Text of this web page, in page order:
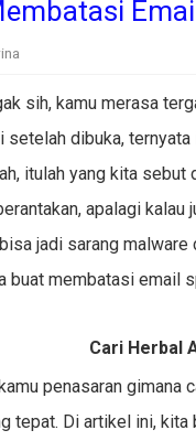
sih, kamu merasa
setelah dibuka,
itulah yang kita
apalagi kalau
jadi sarang malware
buat membatasi email
Cari Herbal
penasaran
tepat. Di artikel ini,